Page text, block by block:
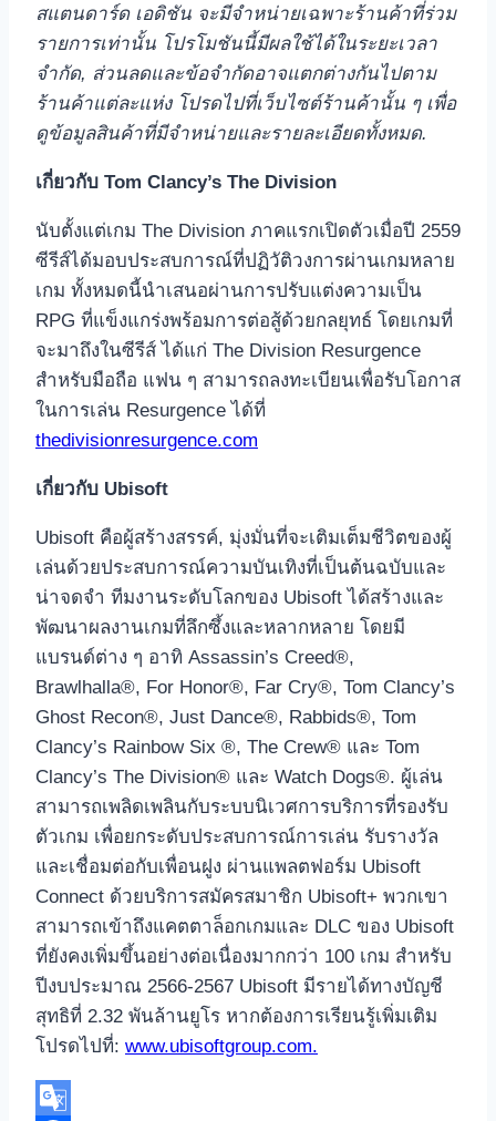
สแตนดาร์ด เอดิชัน จะมีจำหน่ายเฉพาะร้านค้าที่ร่วม
รายการเท่านั้น โปรโมชันนี้มีผลใช้ได้ในระยะเวลา
จำกัด, ส่วนลดและข้อจำกัดอาจแตกต่างกันไปตาม
ร้านค้าแต่ละแห่ง โปรดไปที่เว็บไซต์ร้านค้านั้น ๆ เพื่อ
ดูข้อมูลสินค้าที่มีจำหน่ายและรายละเอียดทั้งหมด.
เกี่ยวกับ Tom Clancy’s The Division
นับตั้งแต่เกม The Division ภาคแรกเปิดตัวเมื่อปี 2559
ซีรีส์ได้มอบประสบการณ์ที่ปฏิวัติวงการผ่านเกมหลาย
เกม ทั้งหมดนี้นำเสนอผ่านการปรับแต่งความเป็น
RPG ที่แข็งแกร่งพร้อมการต่อสู้ด้วยกลยุทธ์ โดยเกมที่
จะมาถึงในซีรีส์ ได้แก่ The Division Resurgence
สำหรับมือถือ แฟน ๆ สามารถลงทะเบียนเพื่อรับโอกาส
ในการเล่น Resurgence ได้ที่
thedivisionresurgence.com
เกี่ยวกับ Ubisoft
Ubisoft คือผู้สร้างสรรค์, มุ่งมั่นที่จะเติมเต็มชีวิตของผู้
เล่นด้วยประสบการณ์ความบันเทิงที่เป็นต้นฉบับและ
น่าจดจำ ทีมงานระดับโลกของ Ubisoft ได้สร้างและ
พัฒนาผลงานเกมที่ลึกซึ้งและหลากหลาย โดยมี
แบรนด์ต่าง ๆ อาทิ Assassin’s Creed®,
Brawlhalla®, For Honor®, Far Cry®, Tom Clancy’s
Ghost Recon®, Just Dance®, Rabbids®, Tom
Clancy’s Rainbow Six ®, The Crew® และ Tom
Clancy’s The Division® และ Watch Dogs®. ผู้เล่น
สามารถเพลิดเพลินกับระบบนิเวศการบริการที่รองรับ
ตัวเกม เพื่อยกระดับประสบการณ์การเล่น รับรางวัล
และเชื่อมต่อกับเพื่อนฝูง ผ่านแพลตฟอร์ม Ubisoft
Connect ด้วยบริการสมัครสมาชิก Ubisoft+ พวกเขา
สามารถเข้าถึงแคตตาล็อกเกมและ DLC ของ Ubisoft
ที่ยังคงเพิ่มขึ้นอย่างต่อเนื่องมากกว่า 100 เกม สำหรับ
ปีงบประมาณ 2566-2567 Ubisoft มีรายได้ทางบัญชี
สุทธิที่ 2.32 พันล้านยูโร หากต้องการเรียนรู้เพิ่มเติม
โปรดไปที่: www.ubisoftgroup.com.